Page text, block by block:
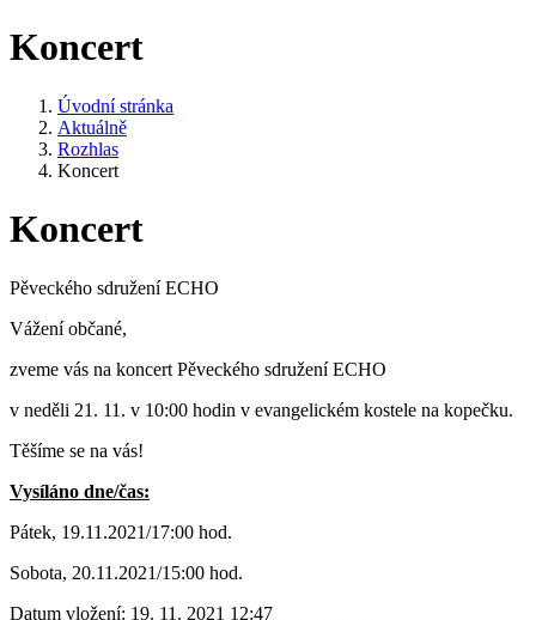
Koncert
Úvodní stránka
Aktuálně
Rozhlas
Koncert
Koncert
Pěveckého sdružení ECHO
Vážení občané,
zveme vás na koncert Pěveckého sdružení ECHO
v neděli 21. 11. v 10:00 hodin v evangelickém kostele na kopečku.
Těšíme se na vás!
Vysíláno dne/čas:
Pátek, 19.11.2021/17:00 hod.
Sobota, 20.11.2021/15:00 hod.
Datum vložení: 19. 11. 2021 12:47